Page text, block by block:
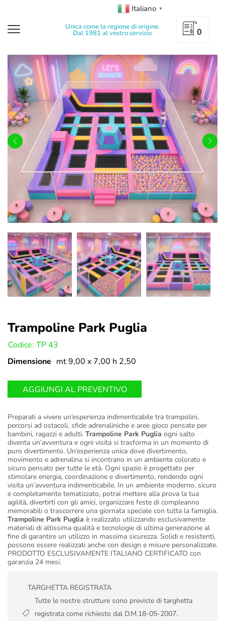
Italiano ▼
Unica come la regione di origine.
Dal 1981 al vostro servizio 0
Trampoline Park Puglia
Codice: TP 43
Dimensione mt 9,00 x 7,00 h 2,50
AGGIUNGI AL PREVENTIVO
Preparati a vivere un’esperienza indimenticabile tra trampolini,
percorsi ad ostacoli, sfide adrenaliniche e aree gioco pensate per
bambini, ragazzi e adulti. Trampoline Park Puglia ogni salto
diventa un’avventura e ogni visita si trasforma in un momento di
puro divertimento. Un’esperienza unica dove divertimento,
movimento e adrenalina si incontrano in un ambiente colorato e
sicuro pensato per tutte le età. Ogni spazio è progettato per
stimolare energia, coordinazione e divertimento, rendendo ogni
visita un’avventura indimenticabile. In un ambiente moderno, sicuro
e completamente tematizzato, potrai mettere alla prova la tua
agilità, divertirti con gli amici, organizzare feste di compleanno
memorabili o trascorrere una giornata speciale con tutta la famiglia.
Trampoline Park Puglia è realizzato utilizzando esclusivamente
materiali di altissima qualità e tecnologie di ultima generazione al
fine di garantire un utilizzo in massima sicurezza. Solidi e resistenti,
possono essere realizzati anche con design e misure personalizzate.
PRODOTTO ESCLUSIVAMENTE ITALIANO CERTIFICATO con
garanzia 24 mesi.
TARGHETTA REGISTRATA
Tutte le nostre strutture sono previste di targhetta
registrata come richiesto dal D.M.18-05-2007.